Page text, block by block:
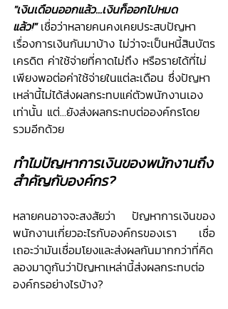
"เงินเดือนออกแล้ว...เงินก็ออกไปหมด
แล้ว!" เชื่อว่าหลายคนคงเคยประสบปัญหา
เรื่องการเงินกันมาบ้าง ไม่ว่าจะเป็นหนี้สินบัตร
เครดิต ค่าใช้จ่ายที่คาดไม่ถึง หรือรายได้ที่ไม่
เพียงพอต่อค่าใช้จ่ายในแต่ละเดือน ซึ่งปัญหา
เหล่านี้ไม่ได้ส่งผลกระทบแค่ตัวพนักงานเอง
เท่านั้น แต่...ยังส่งผลกระทบต่อองค์กรโดย
รวมอีกด้วย
ทำไมปัญหาการเงินของพนักงานถึง
สำคัญกับองค์กร?
หลายคนอาจจะสงสัยว่า ปัญหาการเงินของ
พนักงานเกี่ยวอะไรกับองค์กรของเรา เชื่อ
เถอะว่ามันเชื่อมโยงและส่งผลกันมากกว่าที่คิด
ลองมาดูกันว่าปัญหาเหล่านี้ส่งผลกระทบต่อ
องค์กรอย่างไรบ้าง?